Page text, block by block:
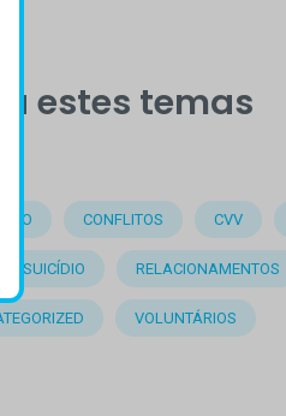
estes temas
CONFLITOS CVV
SUICÍDIO RELACIONAMENTOS
VOLUNTÁRIOS